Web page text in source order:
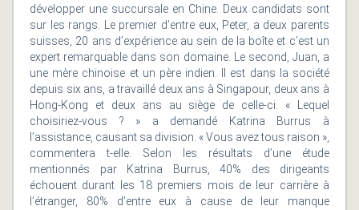
développer une succursale en Chine. Deux candidats sont
sur les rangs. Le premier d’entre eux, Peter, a deux parents
suisses, 20 ans d’expérience au sein de la boîte et c’est un
expert remarquable dans son domaine. Le second, Juan, a
une mère chinoise et un père indien. Il est dans la société
depuis six ans, a travaillé deux ans à Singapour, deux ans à
Hong-Kong et deux ans au siège de celle-ci. « Lequel
choisiriez-vous ? » a demandé Katrina Burrus à
l’assistance, causant sa division. « Vous avez tous raison »,
commentera t-elle. Selon les résultats d’une étude
mentionnés par Katrina Burrus, 40% des dirigeants
échouent durant les 18 premiers mois de leur carrière à
l’étranger, 80% d’entre eux à cause de leur manque